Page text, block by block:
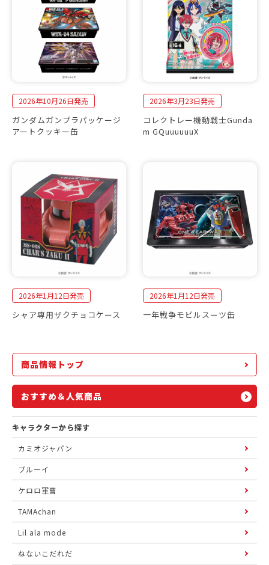
2026年10月26日発売
ガンダムガンプラパッケージ
アートクッキー缶
2026年3月23日発売
コレクトレー機動戦士Gunda
m GQuuuuuuX
2026年1月12日発売
シャア専用ザクチョコケース
2026年1月12日発売
一年戦争モビルスーツ缶
商品情報トップ
おすすめ＆人気商品
キャラクターから探す
カミオジャパン
ブルーイ
ケロロ軍曹
TAMAchan
Lil ala mode
ねないこだれだ